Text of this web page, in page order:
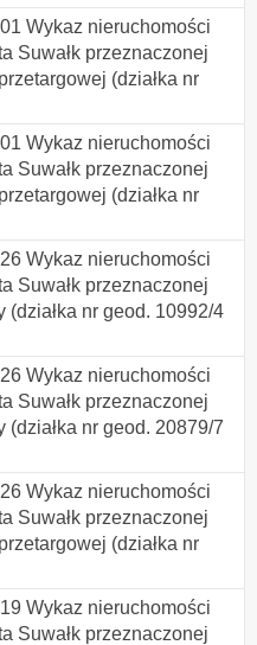
Wykaz nieruchomości
Suwałk przeznaczonej
(działka nr
Wykaz nieruchomości
Suwałk przeznaczonej
(działka nr
Wykaz nieruchomości
Suwałk przeznaczonej
nr geod. 10992/4
Wykaz nieruchomości
Suwałk przeznaczonej
nr geod. 20879/7
Wykaz nieruchomości
Suwałk przeznaczonej
(działka nr
Wykaz nieruchomości
Suwałk przeznaczonej